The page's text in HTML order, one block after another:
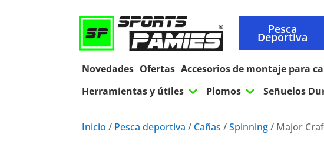
Pesca
Deportiva
Novedades Ofertas Accesorios de montaje para
Herramientas y útiles 3 Plomos 3 Señuelos
Inicio / Pesca deportiva / Cañas /Spinning/ Major